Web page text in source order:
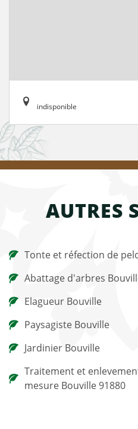
indisponible
AUTRES
Tonte et réfection de
Abattage d'arbres
Elagueur Bouville
Paysagiste Bouville
Jardinier Bouville
Traitement et
mesure Bouville 91880